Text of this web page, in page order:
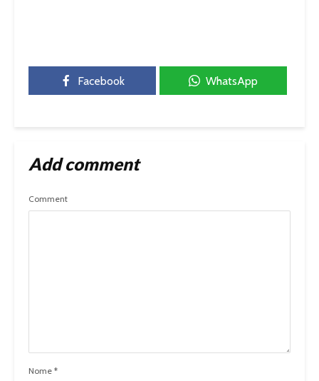
Facebook WhatsApp
Add comment
Comment
Nome *